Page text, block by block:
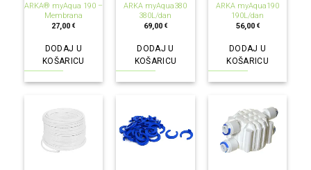
ARKA® myAqua 190 –
Membrana
27,00€
DODAJ U
KOŠARICU
ARKA myAqua380
380L/dan
69,00 €
DODAJ U
KOŠARICU
ARKA myAqua190
190L/dan
56,00 €
DODAJ U
KOŠARICU